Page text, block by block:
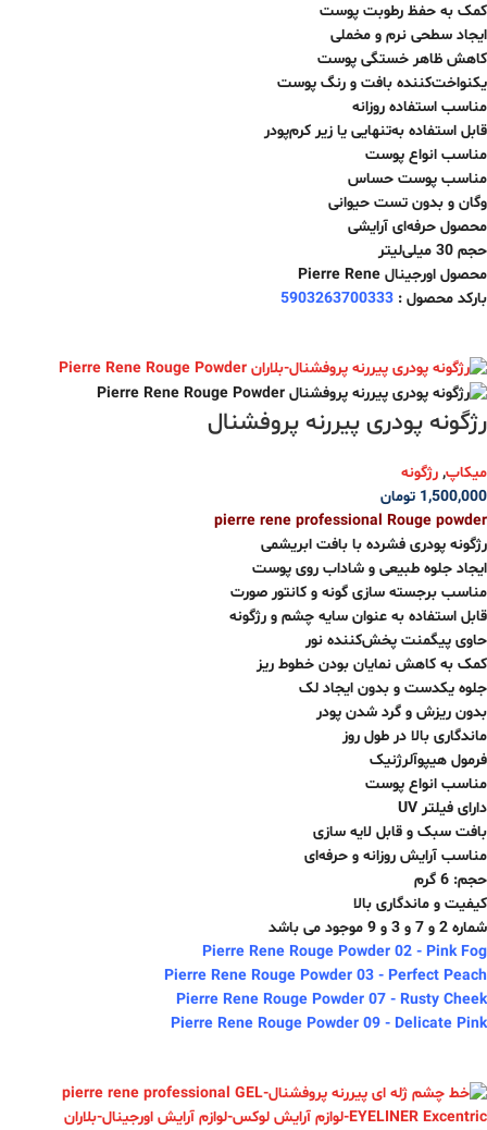
کمک به حفظ رطوبت پوست
ایجاد سطحی نرم و مخملی
کاهش ظاهر خستگی پوست
یکنواخت‌کننده بافت و رنگ پوست
مناسب استفاده روزانه
قابل استفاده به‌تنهایی یا زیر کرم‌پودر
مناسب انواع پوست
مناسب پوست حساس
وگان و بدون تست حیوانی
محصول حرفه‌ای آرایشی
حجم 30 میلی‌لیتر
محصول اورجینال Pierre Rene
بارکد محصول : 5903263700333
رژگونه پودری پیررنه پروفشنال
میکاپ, رژگونه
1,500,000 تومان
pierre rene professional Rouge powder
رژگونه پودری فشرده با بافت ابریشمی
ایجاد جلوه‌ طبیعی و شاداب روی پوست
مناسب برجسته سازی گونه و کانتور صورت
قابل استفاده به عنوان سایه چشم و رژگونه
حاوی پیگمنت پخش‌کننده نور
کمک به کاهش نمایان بودن خطوط ریز
جلوه یکدست و بدون ایجاد لک
بدون ریزش و گرد شدن پودر
ماندگاری بالا در طول روز
فرمول هیپوآلرژنیک
مناسب انواع پوست
دارای فیلتر UV
بافت سبک و قابل لایه سازی
مناسب آرایش روزانه و حرفه‌ای
حجم: 6 گرم
کیفیت و ماندگاری بالا
شماره 2 و 7 و 3 و 9 موجود می باشد
Pierre Rene Rouge Powder 02 - Pink Fog
Pierre Rene Rouge Powder 03 - Perfect Peach
Pierre Rene Rouge Powder 07 - Rusty Cheek
Pierre Rene Rouge Powder 09 - Delicate Pink